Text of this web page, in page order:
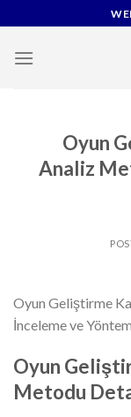
to
content
Oyun
Analiz
Oyun Geliştirme
İnceleme ve
Oyun
Metodu